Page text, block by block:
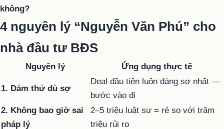
không?
4 nguyên lý “Nguyễn Văn Phú” cho
nhà đầu tư BĐS
Nguyên lý Ứng dụng thực tế
1. Dám thử dù sợ
Deal đầu tiên luôn đáng sợ nhất —
bước vào đi
2. Không bao giờ sai
pháp lý
2–5 triệu luật sư = rẻ so với trăm
triệu rủi ro